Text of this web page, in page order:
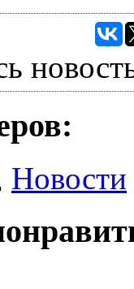
Новости